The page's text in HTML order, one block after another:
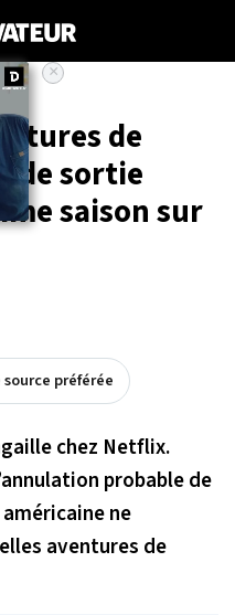
de
de sortie
saison sur
préférée
chez Netflix.
probable de
ne
aventures de
×